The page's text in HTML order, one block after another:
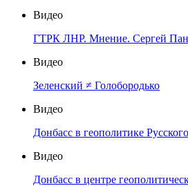
Видео
ГТРК ЛНР. Мнение. Сергей
Видео
Зеленский ≠ Голобородько
Видео
Донбасс в геополитике
Видео
Донбасс в центре